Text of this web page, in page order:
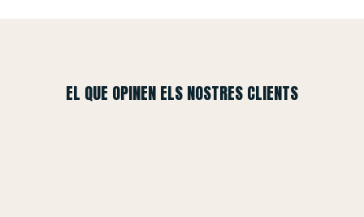
EL QUE OPINEN ELS NOSTRES CLIENTS